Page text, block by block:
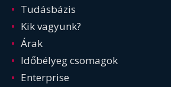
Tudásbázis
Kik vagyunk?
Árak
Időbélyeg csomagok
Enterprise